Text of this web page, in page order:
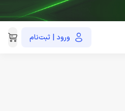
ورود | ثبت‌نام021-91035390